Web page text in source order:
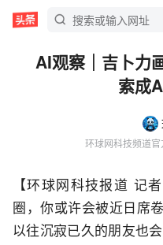
AI观察｜吉卜力
索成
环球网科技频道官
【环球网科技报道 记
圈，你或许会被近日席
以往沉寂已久的朋友也